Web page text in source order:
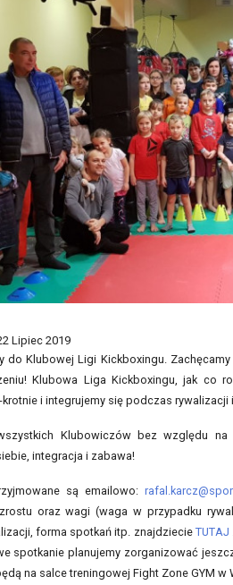
Lipiec 2019
do Klubowej Ligi Kickboxingu.
Klubowa Liga Kickboxingu, jak co
i integrujemy się podczas
Klubowiczów bez względu
integracja i zabawa!
są emailowo:
oraz wagi (waga w przypadku
forma spotkań itp. znajdziecie TUTAJ
spotkanie planujemy zorganizować
na salce treningowej Fight Zone GYM w